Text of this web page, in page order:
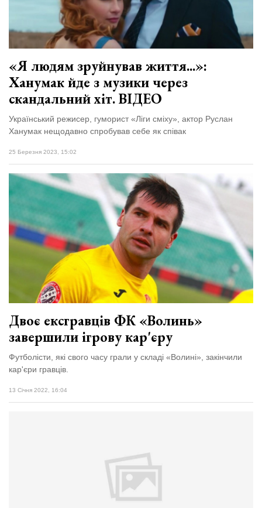
залишив у
Луцьку
три...
27 Липня 2026
767 переглядів
Персона
Лайф
Афіша
Політика конфіденційності
«Я людям зруйнував життя...»:
Ханумак йде з музики через
скандальний хіт. ВІДЕО
Український режисер, гуморист «Ліги сміху», актор Руслан
Ханумак нещодавно спробував себе як співак
25 Березня 2023, 15:02
Двоє ексгравців ФК «Волинь»
завершили ігрову кар'єру
Футболісти, які свого часу грали у складі «Волині», закінчили
кар'єри гравців.
13 Січня 2022, 16:04